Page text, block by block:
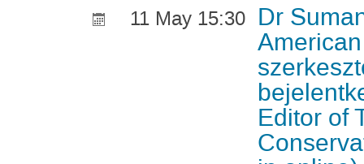
11 May 15:30 Dr
Editor of